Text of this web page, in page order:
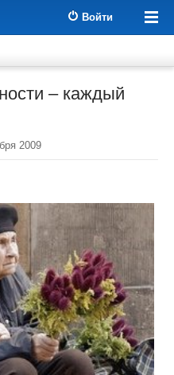
Войти
– каждый
2009